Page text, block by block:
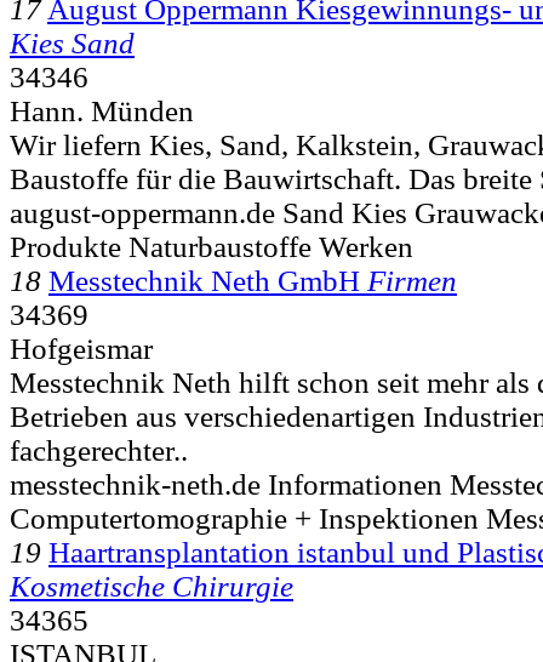
17 August Oppermann Kiesgewinnungs-
Kies Sand
34346
Hann. Münden
Wir liefern Kies, Sand, Kalkstein,
Baustoffe für die Bauwirtschaft. Das breite
august-oppermann.de Sand Kies
Produkte Naturbaustoffe Werken
18 Messtechnik Neth GmbH Firmen
34369
Hofgeismar
Messtechnik Neth hilft schon seit mehr als
Betrieben aus verschiedenartigen
fachgerechter..
messtechnik-neth.de Informationen
Computertomographie + Inspektionen
19 Haartransplantation istanbul und
Kosmetische Chirurgie
34365
ISTANBUL